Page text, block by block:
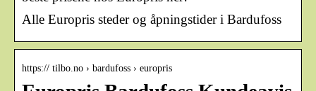
Alle Europris steder og åpningstider i Bardufoss
https:// tilbo.no › bardufoss › europris